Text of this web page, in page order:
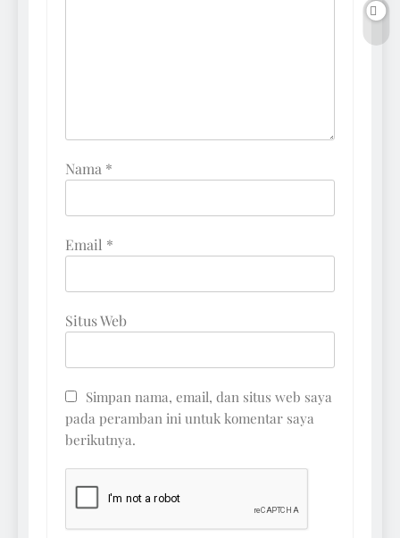
Nama *
Email *
Situs Web
Simpan nama, email, dan situs web saya
pada peramban ini untuk komentar saya
berikutnya.